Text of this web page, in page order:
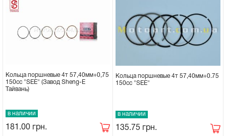
Кольца поршневые 4т 57,40мм+0,75
150сс "SEE" (Завод Sheng-E
Тайвань)
в наличии
181.00 грн.
Кольца поршневые 4т 57,40мм+0.75
150сс "SEE"
в наличии
135.75 грн.